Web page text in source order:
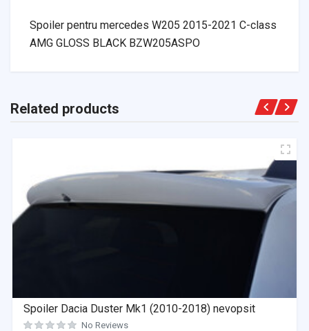
Spoiler pentru mercedes W205 2015-2021 C-class
AMG GLOSS BLACK BZW205ASPO
Related products
Spoiler Dacia Duster Mk1 (2010-2018) nevopsit
No Reviews